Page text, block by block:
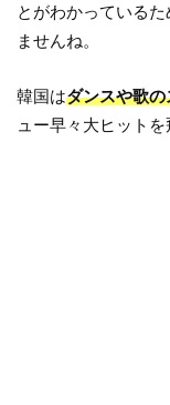
とがわかっているた
ませんね。
韓国はダンスや歌
ュー早々大ヒット